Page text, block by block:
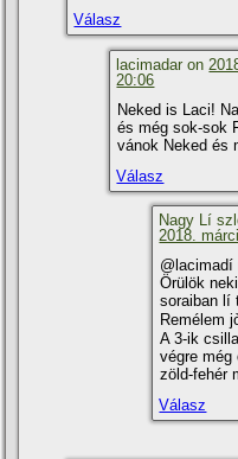
Válasz
lacimadar on
20:06
Neked is Laci!
és még sok-sok
vánok Neked és
Válasz
Nagy Lí
2018.
@lacimadí
Örülök
soraiban lí
Remélem
A 3-ik
végre még
zöld-fehér
Válasz